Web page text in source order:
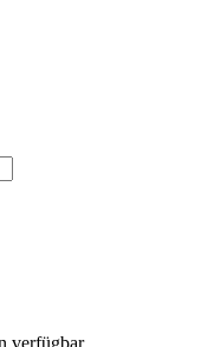
verfügbar